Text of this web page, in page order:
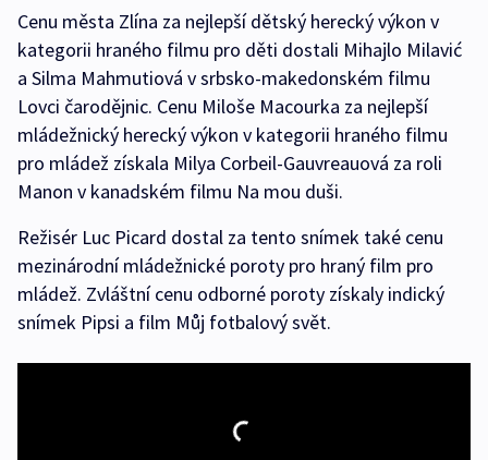
Cenu města Zlína za nejlepší dětský herecký výkon v
kategorii hraného filmu pro děti dostali Mihajlo Milavić
a Silma Mahmutiová v srbsko-makedonském filmu
Lovci čarodějnic. Cenu Miloše Macourka za nejlepší
mládežnický herecký výkon v kategorii hraného filmu
pro mládež získala Milya Corbeil-Gauvreauová za roli
Manon v kanadském filmu Na mou duši.
Režisér Luc Picard dostal za tento snímek také cenu
mezinárodní mládežnické poroty pro hraný film pro
mládež. Zvláštní cenu odborné poroty získaly indický
snímek Pipsi a film Můj fotbalový svět.